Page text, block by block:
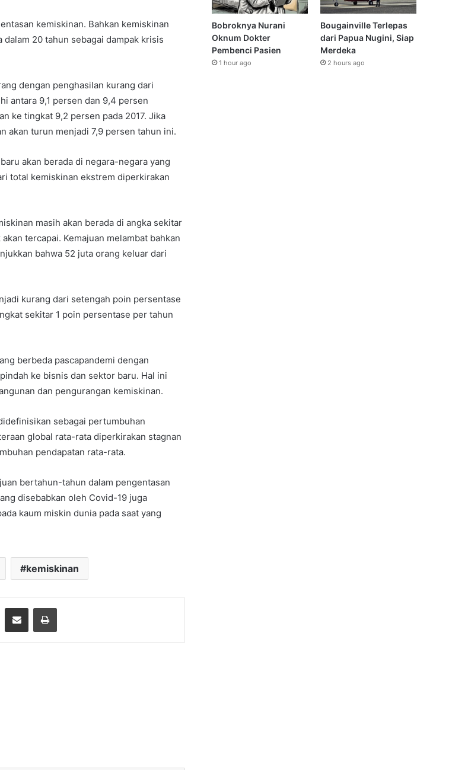
kemiskinan. Bahkan kemiskinan
20 tahun sebagai dampak krisis
dengan penghasilan kurang dari
antara 9,1 persen dan 9,4 persen
ke tingkat 9,2 persen pada 2017. Jika
akan turun menjadi 7,9 persen tahun ini.
akan berada di negara-negara yang
total kemiskinan ekstrem diperkirakan
masih akan berada di angka sekitar
tercapai. Kemajuan melambat bahkan
bahwa 52 juta orang keluar dari
kurang dari setengah poin persentase
sekitar 1 poin persentase per tahun
berbeda pascapandemi dengan
ke bisnis dan sektor baru. Hal ini
dan pengurangan kemiskinan.
sebagai pertumbuhan
global rata-rata diperkirakan stagnan
pendapatan rata-rata.
bertahun-tahun dalam pengentasan
disebabkan oleh Covid-19 juga
kaum miskin dunia pada saat yang
kemiskinan
PinterestShare via Email Print
Bobroknya Nurani
Oknum Dokter
Pembenci Pasien
1 hour ago
Bougainville Terlepas
dari Papua Nugini, Siap
Merdeka
2 hours ago